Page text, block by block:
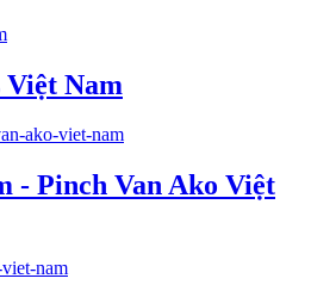
Việt Nam
- Pinch Van Ako Việt